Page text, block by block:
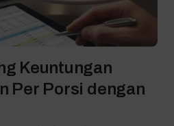
Keuntungan
Per Porsi dengan